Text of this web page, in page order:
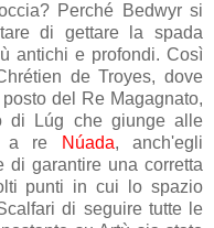
Perché Bedwyrsi
di gettare la spada
antichi e profondi. Così
de Troyes, dove
del Re Magagnato,
di
Lúg che giunge alle
a re
Núada, anch'egli
di garantire una corretta
punti in cui lo spazio
di seguire tutte le